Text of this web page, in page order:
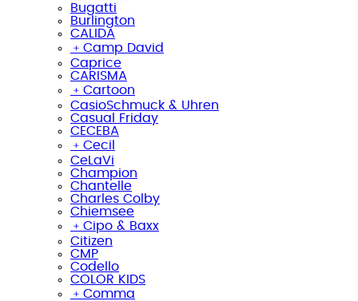
Bugatti
Burlington
CALIDA
﹢ Camp David
Caprice
CARISMA
﹢ Cartoon
CasioSchmuck & Uhren
Casual Friday
CECEBA
﹢ Cecil
CeLaVi
Champion
Chantelle
Charles Colby
Chiemsee
﹢ Cipo & Baxx
Citizen
CMP
Codello
COLOR KIDS
﹢ Comma